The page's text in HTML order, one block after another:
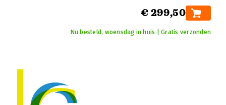
€ 299,50
Nu besteld, woensdag in huis | Gratis verzonden